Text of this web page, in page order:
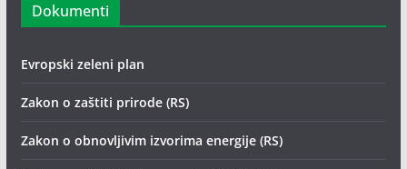
Dokumenti
Evropski zeleni plan
Zakon o zaštiti prirode (RS)
Zakon o obnovljivim izvorima energije (RS)